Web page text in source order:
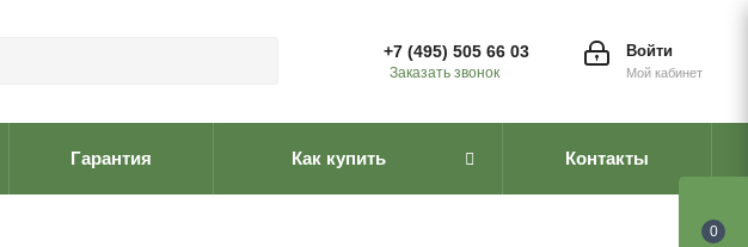
Войти
Мой кабинет
+7 (495) 505 66 03
Заказать звонок
Гарантия Как купить Контакты
0